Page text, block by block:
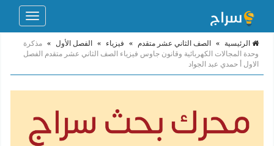
Toggle
الرئيسية » الصف الثاني عشر متقدم » فيزياء » الفصل الأول » مذكرة
وحدة المجالات الكهربائية وقانون جاوس فيزياء الصف الثاني عشر متقدم الفصل
الاول أ حمدي عبد الجواد